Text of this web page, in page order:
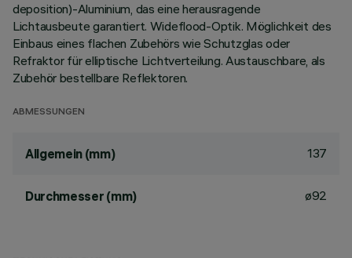
deposition)-Aluminium, das eine herausragende
Lichtausbeute garantiert. Wideflood-Optik. Möglichkeit des
Einbaus eines flachen Zubehörs wie Schutzglas oder
Refraktor für elliptische Lichtverteilung. Austauschbare, als
Zubehör bestellbare Reflektoren.
ABMESSUNGEN
Allgemein (mm) 137
Durchmesser (mm) ø92